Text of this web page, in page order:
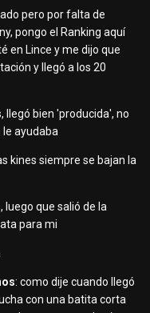
pero por falta de
pongo el Ranking aquí
en Lince y me dijo que
y llegó a los 20
llegó bien 'producida', no
le ayudaba
kines siempre se bajan la
luego que salió de la
para mi
: como dije cuando llegó
con una batita corta